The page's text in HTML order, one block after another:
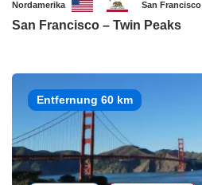
Nordamerika San Francisco
San Francisco – Twin Peaks
Entfernung 60 km